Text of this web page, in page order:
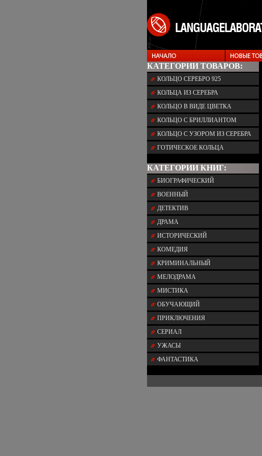
КАТЕГОРИИ ТОВАРОВ:
КОЛЬЦО СЕРЕБРО 925
КОЛЬЦА ИЗ СЕРЕБРА
КОЛЬЦО В ВИДЕ ЦВЕТКА
КОЛЬЦО С БРИЛЛИАНТОМ
КОЛЬЦО С УЗОРОМ ИЗ СЕРЕБРА
ГОТИЧЕСКОЕ КОЛЬЦА
КАТЕГОРИИ КНИГ:
БИОГРАФИЧЕСКИЙ
ВОЕННЫЙ
ДЕТЕКТИВ
ДРАМА
ИСТОРИЧЕСКИЙ
КОМЕДИЯ
КРИМИНАЛЬНЫЙ
МЕЛОДРАМА
МИСТИКА
ОБУЧАЮЩИЙ
ПРИКЛЮЧЕНИЯ
СЕРИАЛ
УЖАСЫ
ФАНТАСТИКА